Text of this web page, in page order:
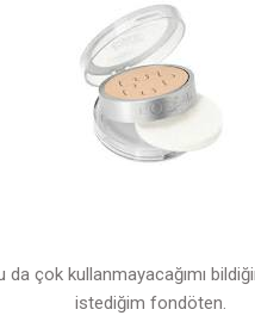
da çok kullanmayacağımı
istediğim fondöten.